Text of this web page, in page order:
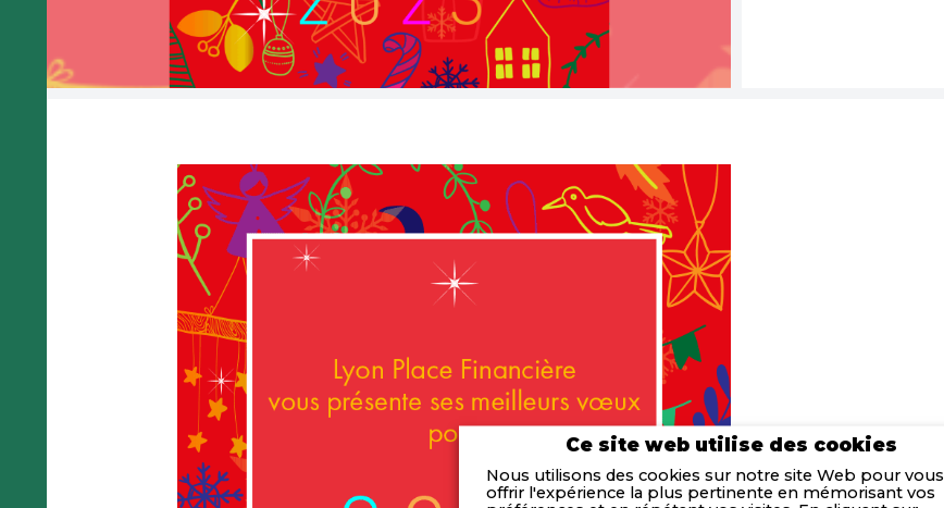
Ce site web utilise des cookies
Nous utilisons des cookies sur notre site Web pour vous
offrir l'expérience la plus pertinente en mémorisant vos